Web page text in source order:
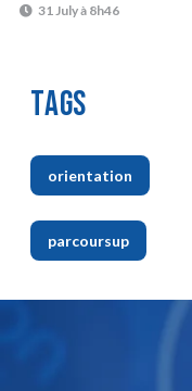
31 July à 8h46
TAGS
orientation
,
parcoursup